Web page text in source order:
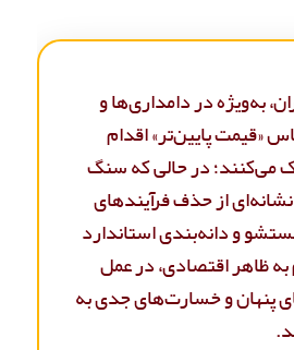
به‌ویژه در دامداری‌ها و
«قیمت پایین‌تر» اقدام
می‌کنند؛ در حالی که سنگ
نشانه‌ای از حذف فرآیندهای
و دانه‌بندی استاندارد
ظاهر اقتصادی، در عمل
پنهان و خسارت‌های جدی به